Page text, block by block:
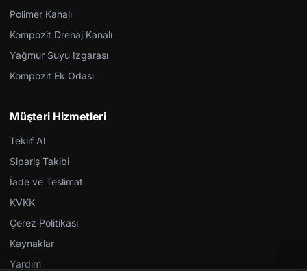
Polimer Kanalı
Kompozit Drenaj Kanalı
Yağmur Suyu Izgarası
Kompozit Ek Odası
Müşteri Hizmetleri
Teklif Al
Sipariş Takibi
İade ve Teslimat
KVKK
Çerez Politikası
Kaynaklar
Yardım